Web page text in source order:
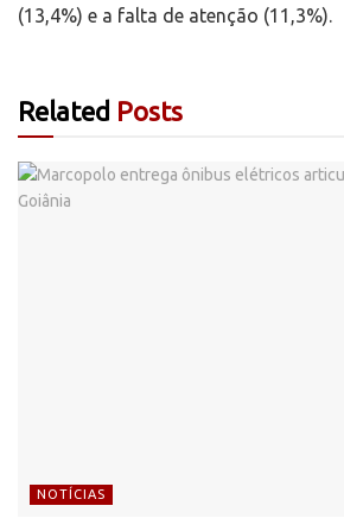
(13,4%) e a falta de atenção (11,3%).
Related Posts
NOTÍCIAS